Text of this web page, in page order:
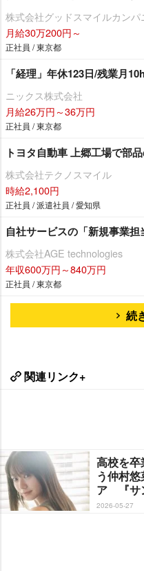
株式会社グッドスマイルカンパ
月給30万200円～
正社員 / 東京都
「経理」年休123日/残業月
ニックス株式会社
月給26万円～36万円
正社員 / 東京都
トヨタ自動車 上郷工場で部
株式会社テクノスマイル
時給2,100円
正社員 / 派遣社員 / 愛知県
自社サービスの「新規事業
株式会社AGE technologies
年収600万円～840万円
正社員 / 東京都
続
関連リンク+
高校を
う仲村
ア 『サ
2026-05-27